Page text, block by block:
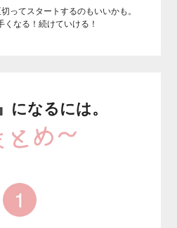
ってスタートするのもいいかも。
くなる！続けていける！
になるには。